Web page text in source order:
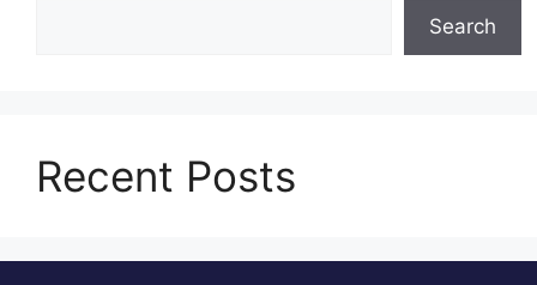
Search
Recent Posts